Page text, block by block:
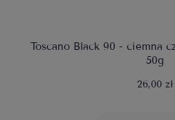
Toscano Black 90 - ciemna
50g
26,00 zł